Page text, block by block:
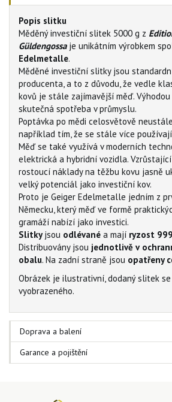
Popis slitku
Měděný investiční slitek 5000 g z
Güldengossaje unikátním výrobkem
Edelmetalle.
Měděné investiční slitky jsou
producenta, a to z důvodu, že vedle
kovů je stále zajímavější měď.
skutečná spotřeba v průmyslu.
Poptávka po mědi celosvětově
například tím, že se stále více
Měď se také využívá v moderních
elektrická a hybridní vozidla.
rostoucí náklady na těžbu kovu jasně
velký potenciál jako investiční kov.
Proto je Geiger Edelmetalle jedním z
Německu, který měď ve formě
gramáží nabízí jako investici.
Slitkyjsou odlévané a mají ryzost
Distribuovány jsou jednotlivě v
obalu. Na zadní straně jsou opatřeny
Obrázek je ilustrativní, dodaný slitek
vyobrazeného.
Doprava a balení
Garance a pojištění